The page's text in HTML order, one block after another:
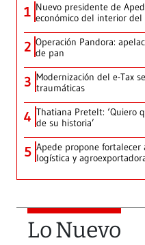
1 Nuevo presidente de
económico del interior del
2 Operación Pandora:
de pan
3 Modernización del e-Tax
traumáticas
4 Thatiana Pretelt: ‘Quiero
de su historia’
5 Apede propone
logística y
Lo Nuevo